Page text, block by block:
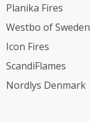
Planika Fires
Westbo of Sweden
Icon Fires
ScandiFlames
Nordlys Denmark